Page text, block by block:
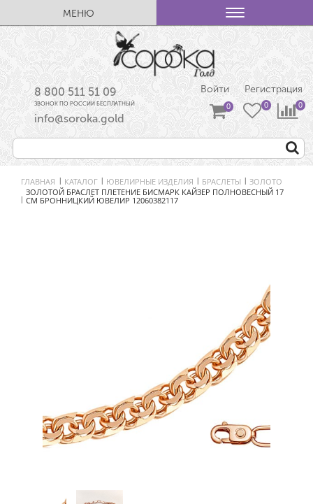
МЕНЮ
8 800 511 51 09
ЗВОНОК ПО РОССИИ БЕСПЛАТНЫЙ
info@soroka.gold
Войти Регистрация
ГЛАВНАЯ КАТАЛОГ ЮВЕЛИРНЫЕ ИЗДЕЛИЯ БРАСЛЕТЫ ЗОЛОТО
ЗОЛОТОЙ БРАСЛЕТ ПЛЕТЕНИЕ БИСМАРК КАЙЗЕР ПОЛНОВЕСНЫЙ 17
СМ БРОННИЦКИЙ ЮВЕЛИР 12060382117